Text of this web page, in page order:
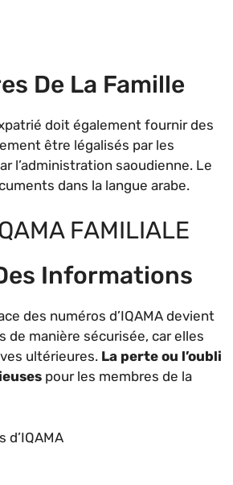
De La Famille
doit également fournir des
être légalisés par les
l’administration saoudienne. Le
dans la langue arabe.
FAMILIALE
Informations
des numéros d’IQAMA devient
manière sécurisée, car elles
ultérieures. La perte ou l’oubli
pour les membres de la